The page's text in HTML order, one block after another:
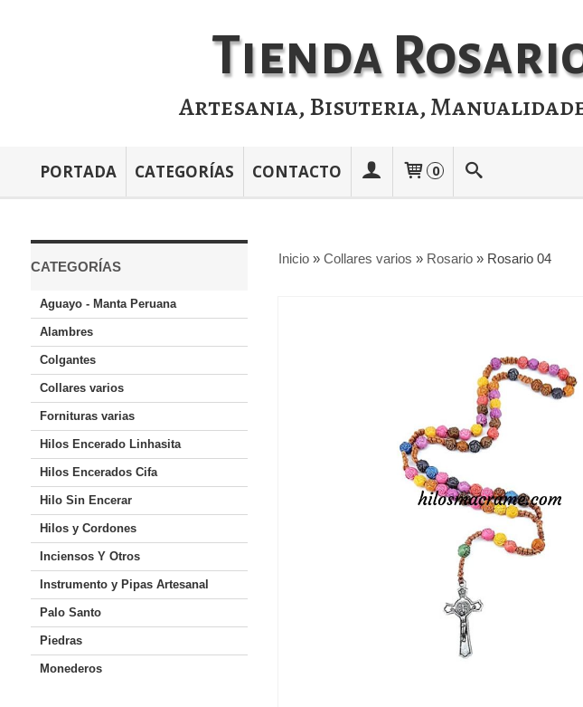
Tienda
Artesania, Bisuteria,
PORTADA CATEGORÍAS CONTACTO 0
CATEGORÍAS
Aguayo - Manta Peruana
Alambres
Colgantes
Collares varios
Fornituras varias
Hilos Encerado Linhasita
Hilos Encerados Cifa
Hilo Sin Encerar
Hilos y Cordones
Inciensos Y Otros
Instrumento y Pipas Artesanal
Palo Santo
Piedras
Monederos
Inicio» Collares varios » Rosario» Rosario 04